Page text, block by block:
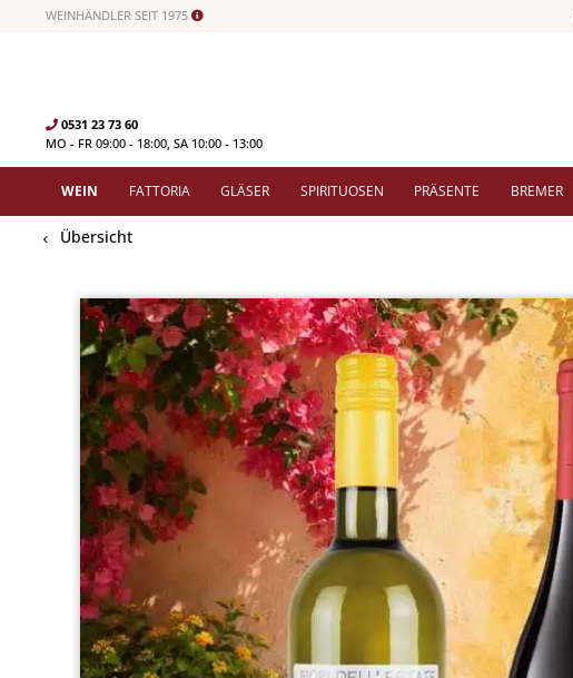
WEINHÄNDLER SEIT 1975
0531 23 73 60
MO - FR 09:00 - 18:00, SA 10:00 - 13:00
WEIN FATTORIA GLÄSER SPIRITUOSEN PRÄSENTE BREMER
Übersicht